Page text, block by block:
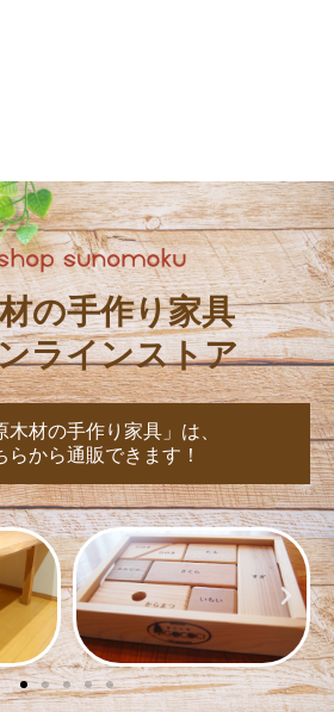
の手作り家具
ラインストア
木材の手作り家具」は、
らから通販できます！